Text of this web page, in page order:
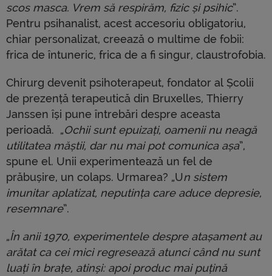
scos masca. Vrem să respirăm, fizic și psihic”.
Pentru psihanalist, acest accesoriu obligatoriu,
chiar personalizat, creează o multime de fobii:
frica de întuneric, frica de a fi singur, claustrofobia.
Chirurg devenit psihoterapeut, fondator al Școlii
de prezență terapeutică din Bruxelles, Thierry
Janssen își pune întrebări despre aceasta
perioadă. „Ochii sunt epuizați, oamenii nu neagă
utilitatea măștii, dar nu mai pot comunica așa”,
spune el. Unii experimentează un fel de
prăbușire, un colaps. Urmarea? „Un sistem
imunitar aplatizat, neputința care aduce depresie,
resemnare”.
„În anii 1970, experimentele despre atașament au
arătat ca cei mici regresează atunci când nu sunt
luați în brațe, atinși: apoi produc mai puțină